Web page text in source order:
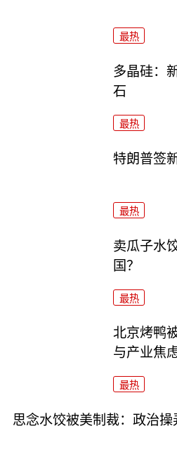
最热
多晶硅：
石
最热
特朗普签
最热
卖瓜子水
国？
最热
北京烤鸭
与产业焦
最热
思念水饺被美制裁：政治操